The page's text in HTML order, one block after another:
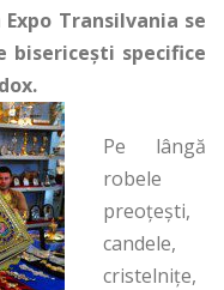
Transilvania se
bisericeşti specifice
Pe lângă
robele
preoţeşti,
candele,
cristelniţe,